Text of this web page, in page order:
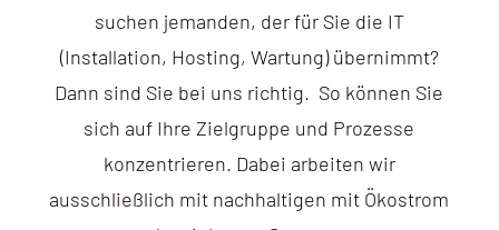
suchen jemanden, der für Sie die IT
(Installation, Hosting, Wartung) übernimmt?
Dann sind Sie bei uns richtig. So können Sie
sich auf Ihre Zielgruppe und Prozesse
konzentrieren. Dabei arbeiten wir
ausschließlich mit nachhaltigen mit Ökostrom